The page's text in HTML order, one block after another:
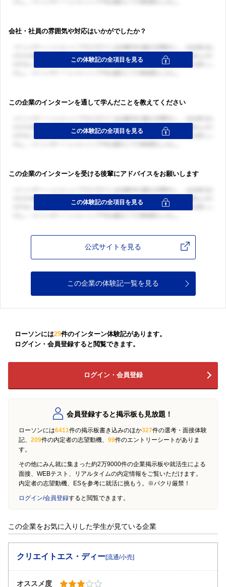
会社・社員の雰囲気や対応はいかがでしたか？
この企業のインターンを通して学んだことを教えてください
この企業のインターンを受ける後輩にアドバイスをお願いします
公式サイトを見る
この企業の体験記一覧を見る
ローソンには29件のインターン体験記があります。
ログイン・会員登録すると閲覧できます。
ログイン・会員登録
会員登録すると掲示板も見放題！
ローソンには6411件の掲示板書き込みのほか327件の選考・面接体験
記、 209件の内定者の志望動機、 99件のエントリーシートがありま
す。
その他にみん就に集まった約2万9000件の企業掲示板や就活生による
面接、WEBテスト、リアルタイムの内定情報をご覧いただけます。
内定者の志望動機、ESを参考に就活に挑もう。※パクり厳禁！
ログイン/会員登録すると閲覧できます。
この企業をお気に入りした学生が見ている企業
クリエイトエス・ディー[流通/小売]
オススメ度